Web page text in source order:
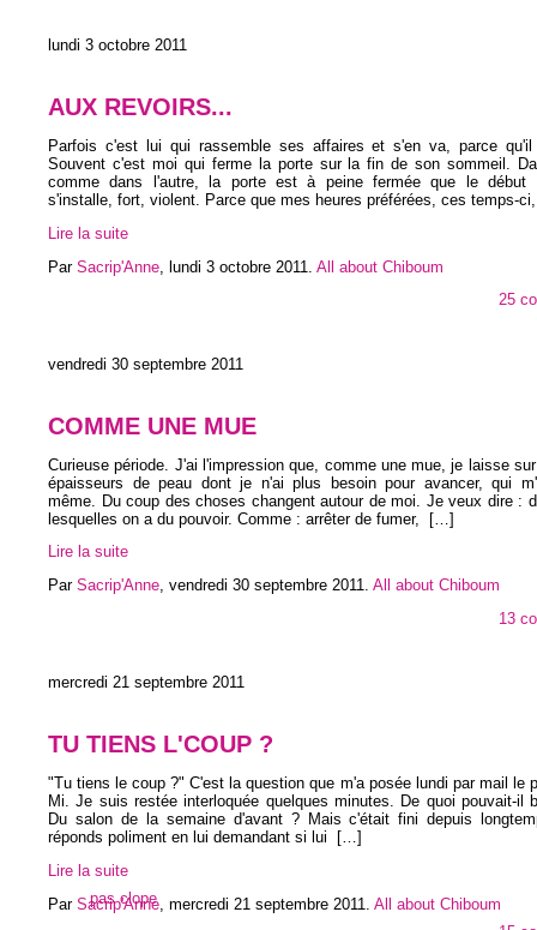
lundi 3 octobre 2011
AUX REVOIRS...
Parfois c'est lui qui rassemble ses affaires et s'en va, parce
Souvent c'est moi qui ferme la porte sur la fin de son sommeil.
comme dans l'autre, la porte est à peine fermée que le début
s'installe, fort, violent. Parce que mes heures préférées, ces temps-
Lire la suite
Par Sacrip'Anne lundi 3 octobre 2011 All about Chiboum
25
vendredi 30 septembre 2011
COMME UNE MUE
Curieuse période. J'ai l'impression que, comme une mue, je laisse
épaisseurs de peau dont je n'ai plus besoin pour avancer, qui
même. Du coup des choses changent autour de moi. Je veux dire :
lesquelles on a du pouvoir. Comme : arrêter de fumer,
[…]
Lire la suite
Par Sacrip'Anne, vendredi 30 septembre 2011. All about Chiboum
13
mercredi 21 septembre 2011
TU TIENS L'COUP ?
"Tu tiens le coup ?" C'est la question que m'a posée lundi par mail le
Mi. Je suis restée interloquée quelques minutes. De quoi pouvait-il
Du salon de la semaine d'avant ? Mais c'était fini depuis
réponds poliment en lui demandant si lui
[…]
Lire la suite
Par Sacrip'Anne mercredi 21 septembre 2011 All about Chiboum
pas clope